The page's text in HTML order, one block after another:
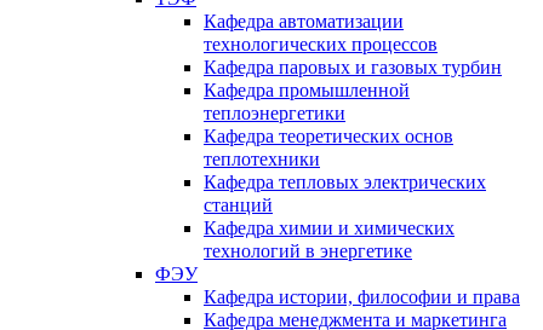
Кафедра автоматизации
технологических процессов
Кафедра паровых и газовых турбин
Кафедра промышленной
теплоэнергетики
Кафедра теоретических основ
теплотехники
Кафедра тепловых электрических
станций
Кафедра химии и химических
технологий в энергетике
ФЭУ
Кафедра истории, философии и права
Кафедра менеджмента и маркетинга